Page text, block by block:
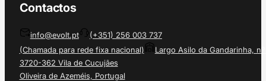
Contactos
info@evolt.pt
(+351) 256 003 737
(Chamada para rede fixa nacional)
Largo Asilo da Gandarinha, nº
3720-362 Vila de Cucujães
Oliveira de Azeméis, Portugal